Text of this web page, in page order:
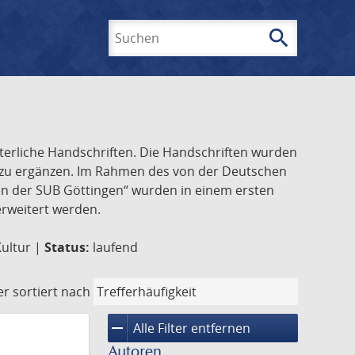
search
Handschriften. Die Handschriften wurden
ergänzen. Im Rahmen des von der Deutschen
SUB Göttingen“ wurden in einem ersten
werden.
| Status: laufend
sortiert nach
remove Alle Filter entfernen